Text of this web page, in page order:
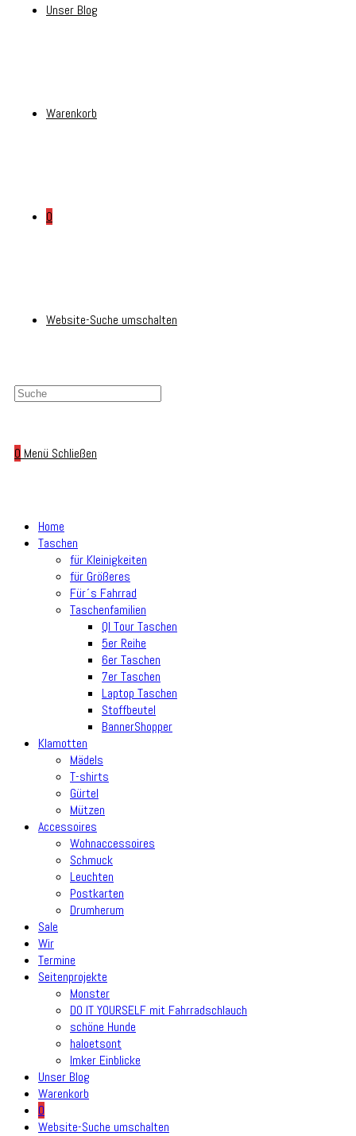
Unser Blog
Warenkorb
0
Website-Suche umschalten
0 Menü Schließen
Home
Taschen
für Kleinigkeiten
für Größeres
Für´s Fahrrad
Taschenfamilien
Ql Tour Taschen
5er Reihe
6er Taschen
7er Taschen
Laptop Taschen
Stoffbeutel
BannerShopper
Klamotten
Mädels
T-shirts
Gürtel
Mützen
Accessoires
Wohnaccessoires
Schmuck
Leuchten
Postkarten
Drumherum
Sale
Wir
Termine
Seitenprojekte
Monster
DO IT YOURSELF mit Fahrradschlauch
schöne Hunde
haloetsont
Imker Einblicke
Unser Blog
Warenkorb
0
Website-Suche umschalten